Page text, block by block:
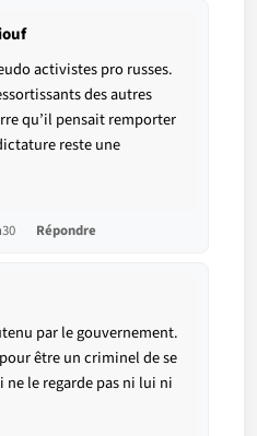
activistes pro russes.
des autres
qu’il pensait remporter
reste une
Répondre
par le gouvernement.
être un criminel de se
le regarde pas ni lui ni